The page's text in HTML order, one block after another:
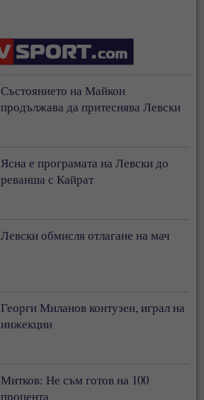
Състоянието на Майкон
продължава да притеснява Левски
Ясна е програмата на Левски до
реванша с Кайрат
Левски обмисля отлагане на мач
Георги Миланов контузен, играл на
инжекции
Митков: Не съм готов на 100
процента